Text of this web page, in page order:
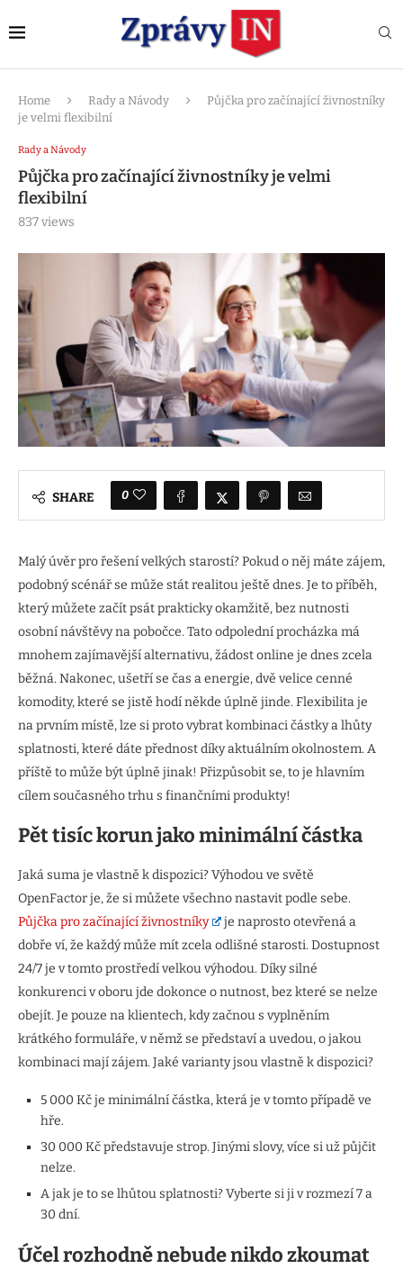
Home Rady a Návody
Půjčka pro začínající živnostníky
je velmi flexibilní
Rady a Návody
Půjčka pro začínající živnostníky je velmi
flexibilní
837views
SHARE 0
Malý úvěr pro řešení velkých starostí? Pokud o něj máte zájem,
podobný scénář se může stát realitou ještě dnes. Je to příběh,
který můžete začít psát prakticky okamžitě, bez nutnosti
osobní návštěvy na pobočce. Tato odpolední procházka má
mnohem zajímavější alternativu, žádost online je dnes zcela
běžná. Nakonec, ušetří se čas a energie, dvě velice cenné
komodity, které se jistě hodí někde úplně jinde. Flexibilita je
na prvním místě, lze si proto vybrat kombinaci částky a lhůty
splatnosti, které dáte přednost díky aktuálním okolnostem. A
příště to může být úplně jinak! Přizpůsobit se, to je hlavním
cílem současného trhu s finančními produkty!
Pět tisíc korun jako minimální částka
Jaká suma je vlastně k dispozici? Výhodou ve světě
OpenFactor je, že si můžete všechno nastavit podle sebe.
Půjčka pro začínající živnostníky
je naprosto otevřená a
dobře ví, že každý může mít zcela odlišné starosti. Dostupnost
24/7 je v tomto prostředí velkou výhodou. Díky silné
konkurenci v oboru jde dokonce o nutnost, bez které se nelze
obejít. Je pouze na klientech, kdy začnou s vyplněním
krátkého formuláře, v němž se představí a uvedou, o jakou
kombinaci mají zájem. Jaké varianty jsou vlastně k dispozici?
5 000 Kč je minimální částka, která je v tomto případě ve
hře.
30 000 Kč představuje strop. Jinými slovy, více si už půjčit
nelze.
A jak je to se lhůtou splatnosti? Vyberte si ji v rozmezí 7 a
30 dní.
Účel rozhodně nebude nikdo zkoumat